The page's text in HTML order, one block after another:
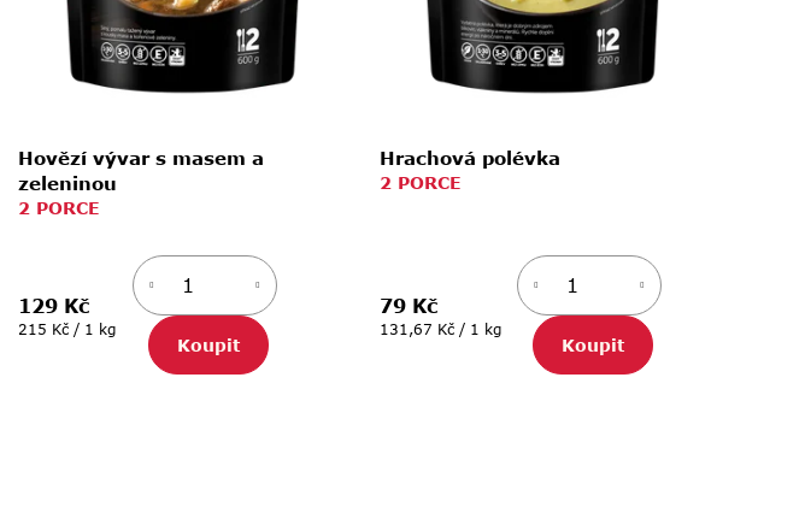
Hovězí vývar s masem a
zeleninou
2 PORCE
129 Kč
Měrná
215 Kč / 1 kg
Koupit
Hrachová polévka
2 PORCE
79 Kč
Měrná
131,67 Kč / 1 kg
Koupit